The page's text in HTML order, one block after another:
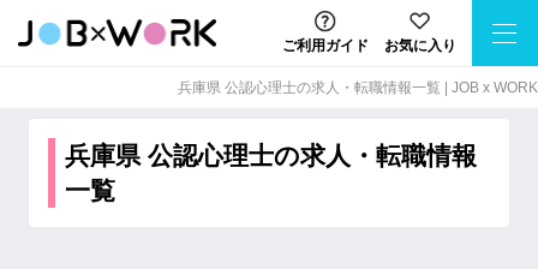
ご利用ガイド お気に入り
兵庫県 公認心理士の求⼈・転職情報⼀覧 | JOB x WORK
兵庫県 公認心理士の求人・転職情報
一覧